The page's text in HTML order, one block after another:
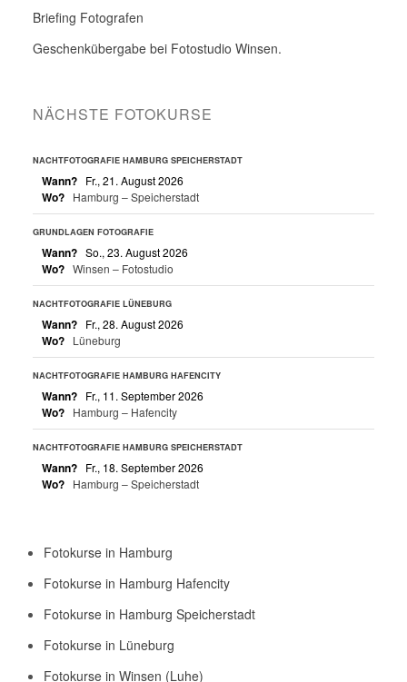
Briefing Fotografen
Geschenkübergabe bei Fotostudio Winsen.
NÄCHSTE FOTOKURSE
NACHTFOTOGRAFIE HAMBURG SPEICHERSTADT
Wann? Fr., 21. August 2026
Wo? Hamburg – Speicherstadt
GRUNDLAGEN FOTOGRAFIE
Wann? So., 23. August 2026
Wo? Winsen – Fotostudio
NACHTFOTOGRAFIE LÜNEBURG
Wann? Fr., 28. August 2026
Wo? Lüneburg
NACHTFOTOGRAFIE HAMBURG HAFENCITY
Wann? Fr., 11. September 2026
Wo? Hamburg – Hafencity
NACHTFOTOGRAFIE HAMBURG SPEICHERSTADT
Wann? Fr., 18. September 2026
Wo? Hamburg – Speicherstadt
Fotokurse in Hamburg
Fotokurse in Hamburg Hafencity
Fotokurse in Hamburg Speicherstadt
Fotokurse in Lüneburg
Fotokurse in Winsen (Luhe)